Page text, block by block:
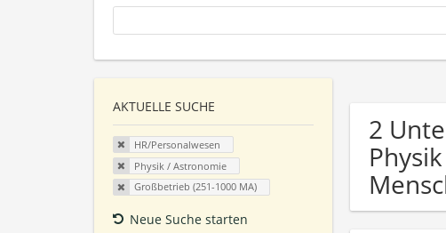
AKTUELLE SUCHE
HR/Personalwesen
Physik / Astronomie
Großbetrieb (251-1000 MA)
Neue Suche starten
2